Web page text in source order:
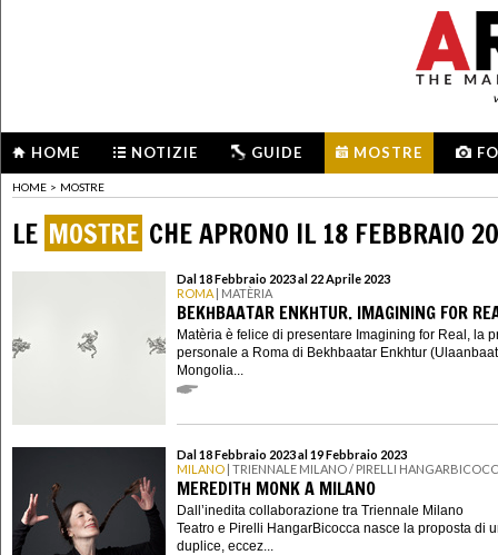
HOME NOTIZIE GUIDE MOSTRE
HOME > MOSTRE
LE MOSTRE CHE APRONO IL 18 FEBBRAIO
Dal 18 Febbraio 2023 al 22 Aprile 2023
ROMA | MATÈRIA
BEKHBAATAR ENKHTUR. IMAGINING FOR
Matèria è felice di presentare Imagining for Real, la
personale a Roma di Bekhbaatar Enkhtur
Mongolia...
Dal 18 Febbraio 2023 al 19 Febbraio 2023
MILANO | TRIENNALE MILANO / PIRELLI
MEREDITH MONK A MILANO
Dall’inedita collaborazione tra Triennale Milano
Teatro e Pirelli HangarBicocca nasce la proposta di
duplice, eccez...